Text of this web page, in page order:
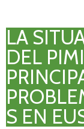
LA
DEL
S EN